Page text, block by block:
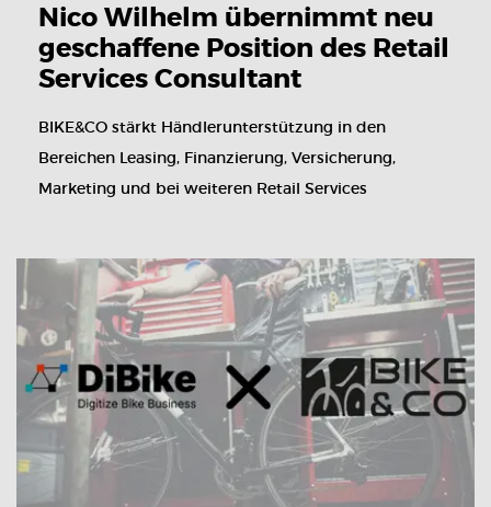
Nico Wilhelm übernimmt neu
geschaffene Position des Retail
Services Consultant
BIKE&CO stärkt Händlerunterstützung in den
Bereichen Leasing, Finanzierung, Versicherung,
Marketing und bei weiteren Retail Services